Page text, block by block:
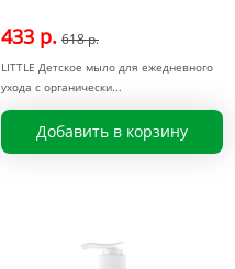
433 р. 618 р.
LITTLE Детское мыло для ежедневного
ухода с органически
Добавить в корзину